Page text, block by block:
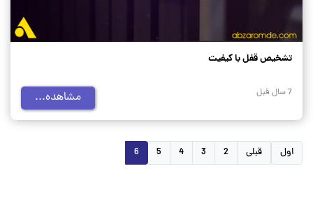
تشخیص قفل با کیفیت
7 سال قبل مشاهده...
اول قبلی 2
3
4
5
6